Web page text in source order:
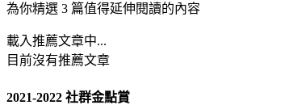
為你精選 3 篇值得延伸閱讀的內容
載入推薦文章中...
目前沒有推薦文章
2021-2022 社群金點賞